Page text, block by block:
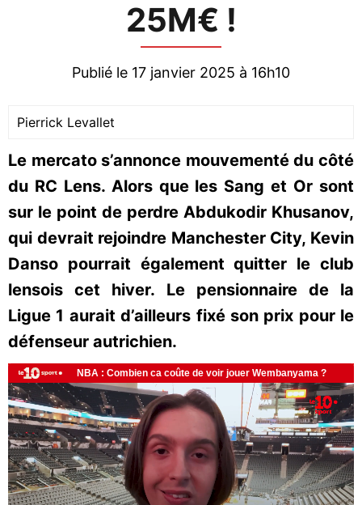
25M€ !
Publié le 17 janvier 2025 à 16h10
Pierrick Levallet
Le mercato s’annonce mouvementé du côté
du RC Lens. Alors que les Sang et Or sont
sur le point de perdre Abdukodir Khusanov,
qui devrait rejoindre Manchester City, Kevin
Danso pourrait également quitter le club
lensois cet hiver. Le pensionnaire de la
Ligue 1 aurait d’ailleurs fixé son prix pour le
défenseur autrichien.